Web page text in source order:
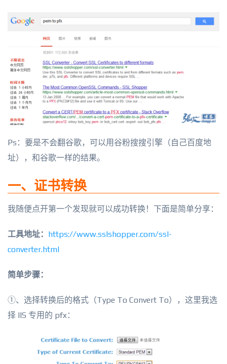
Ps：要是不会翻谷歌，可以用谷粉搜搜引擎（自己百度地
址），和谷歌一样的结果。
一、证书转换
我随便点开第一个发现就可以成功转换！下面是简单分享：
工具地址： https://www.sslshopper.com/ssl-
converter.html
简单步骤：
①、选择转换后的格式（Type To Convert To），这里我选
择 IIS 专用的 pfx：